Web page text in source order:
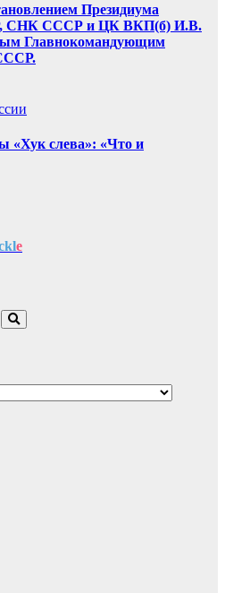
Президиума
СНК СССР и ЦК ВКП(б) И.В.
Главнокомандующим
«Хук слева»: «Что и
e